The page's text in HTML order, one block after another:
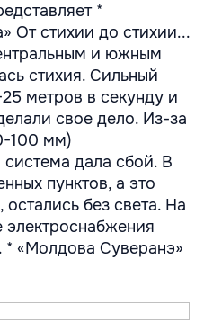
*
От стихии до стихии...
и южным
стихия. Сильный
метров в секунду и
свое дело. Из-за
100 мм)
система дала сбой. В
пунктов, а это
остались без света. На
электроснабжения
* «Молдова Суверанэ»